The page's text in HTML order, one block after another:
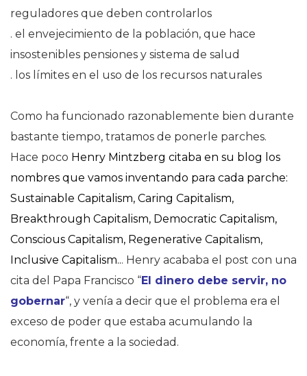
reguladores que deben controlarlos
. el envejecimiento de la población, que hace
insostenibles pensiones y sistema de salud
. los límites en el uso de los recursos naturales
Como ha funcionado razonablemente bien durante
bastante tiempo, tratamos de ponerle parches.
Hace poco Henry Mintzberg citaba en su blog los
nombres que vamos inventando para cada parche:
Sustainable Capitalism, Caring Capitalism,
Breakthrough Capitalism, Democratic Capitalism,
Conscious Capitalism, Regenerative Capitalism,
Inclusive Capitalism... Henry acababa el post con una
cita del Papa Francisco “El dinero debe servir, no
gobernar“, y venía a decir que el problema era el
exceso de poder que estaba acumulando la
economía, frente a la sociedad.